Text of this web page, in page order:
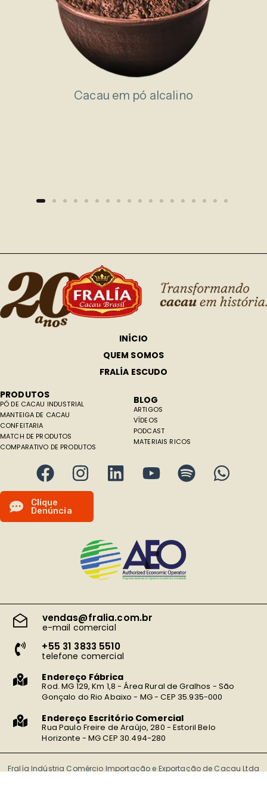
Cacau em pó alcalino
INÍCIO
QUEM SOMOS
FRALÍA ESCUDO
PRODUTOS
PÓ DE CACAU INDUSTRIAL
MANTEIGA DE CACAU
CONFEITARIA
MATCH DE PRODUTOS
COMPARATIVO DE PRODUTOS
BLOG
ARTIGOS
VÍDEOS
PODCAST
MATERIAIS RICOS
Clique
Denúncia
vendas@fralia.com.br
e-mail comercial
+55 31 3833 5510
telefone comercial
Endereço Fábrica
Rod. MG 129, Km 1,8 - Área Rural de Gralhos - São
Gonçalo do Rio Abaixo - MG - CEP 35.935-000
Endereço Escritório Comercial
Rua Paulo Freire de Araújo, 280 - Estoril Belo
Horizonte - MG CEP 30.494-280
Fralía Indústria Comércio Importação e Exportação de Cacau Ltda